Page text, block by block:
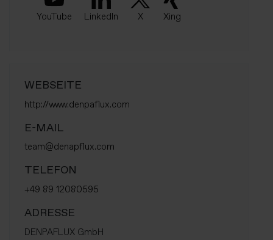
YouTube LinkedIn X Xing
WEBSEITE
http://www.denpaflux.com
E-MAIL
team@denapflux.com
TELEFON
+49 89 12080595
ADRESSE
DENPAFLUX GmbH